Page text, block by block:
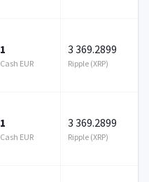
1
Cash EUR
3 369.2899
Ripple (XRP)
1
Cash EUR
3 369.2899
Ripple (XRP)